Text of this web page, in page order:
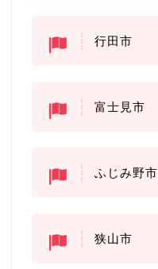
行田市
富士見市
ふじみ野市
狭山市